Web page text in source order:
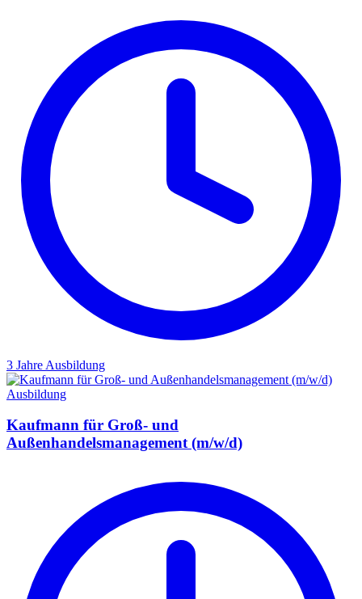
3 Jahre Ausbildung
Ausbildung
Kaufmann für Groß- und
Außenhandelsmanagement (m/w/d)